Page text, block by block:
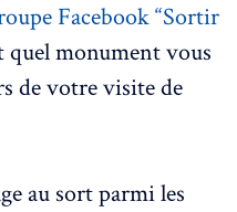
Facebook “Sortir
monument vous
de votre visite de
au sort parmi les